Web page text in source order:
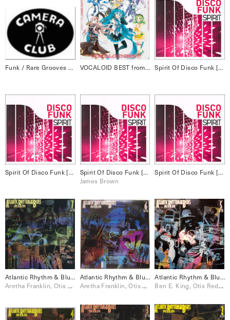
Funk / Rare Grooves Funk Fiction 4 VOCALOID BEST from ニコニコ動画 (あお) Spirit Of Disco Funk [Disc 2] Disco
Spirit Of Disco Funk [Disc 4] Disco
Spirit Of Disco Funk [Disc 3] Funk
James Brown
Spirit Of Disco Funk [Disc 1] Funk
Atlantic Rhythm & Blues: 1947-1974 [Disc 7]
Aretha Franklin, Otis Redding, Wilson Pickett
Atlantic Rhythm & Blues: 1947-1974 [Disc 6]
Aretha Franklin, Otis Redding, Wilson Pickett
Atlantic Rhythm & Blues: 1947-1974 [Disc 5]
Ben E. King, Otis Redding, The Drifters